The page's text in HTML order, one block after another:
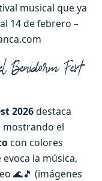
musical que ya
14 de febrero –
Fest
2026destaca
mostrando el
con colores
la música,
🌊🎵 (imágenes